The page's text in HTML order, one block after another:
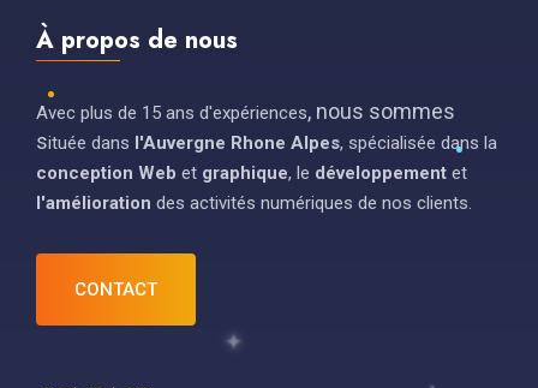
À propos de nous
Avec plus de 15 ans d'expériences, nous sommes
située dans l'Auvergne Rhone Alpes, spécialisée dans la
conception Web et graphique, le développement et
l'amélioration des activités numériques de nos clients.
CONTACT